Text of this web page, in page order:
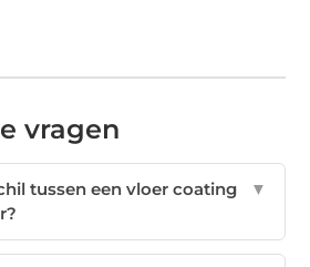
vragen
tussen een vloer coating
▼